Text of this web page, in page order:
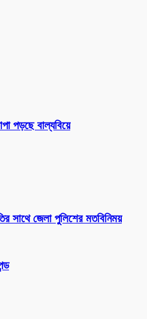
পড়ছে বাল্যবিয়ে
সাথে জেলা পুলিশের মতবিনিময়